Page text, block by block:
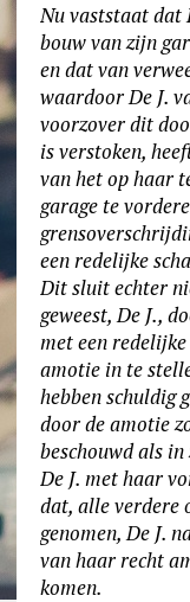
Nu vaststaat dat
bouw van zijn
en dat van
waardoor De J.
voorzover dit
is verstoken,
van het op haar
garage te
een redelijke
Dit sluit echter
geweest, De J.,
met een
amotie in te
hebben schuldig
door de amotie
beschouwd als
De J. met haar
dat, alle verdere
genomen, De J.
van haar recht
komen.